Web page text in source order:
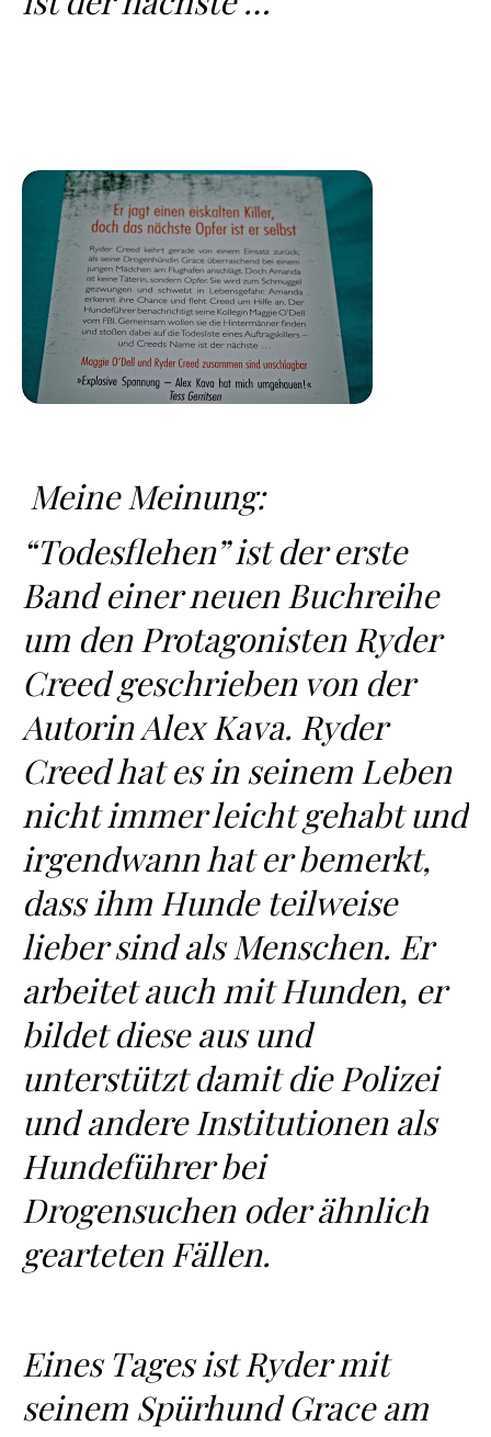
Meine Meinung:
“Todesflehen” ist der erste
Band einer neuen Buchreihe
um den Protagonisten Ryder
Creed geschrieben von der
Autorin Alex Kava. Ryder
Creed hat es in seinem Leben
nicht immer leicht gehabt und
irgendwann hat er bemerkt,
dass ihm Hunde teilweise
lieber sind als Menschen. Er
arbeitet auch mit Hunden, er
bildet diese aus und
unterstützt damit die Polizei
und andere Institutionen als
Hundeführer bei
Drogensuchen oder ähnlich
gearteten Fällen.
Eines Tages ist Ryder mit
seinem Spürhund Grace am